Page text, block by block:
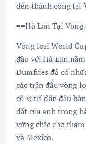
đến thành công tại
==Hà Lan Tại
Vòng loại World
đầu với Hà Lan
Dumfries đã có
các trận đấu vòng
cố vị trí dẫn đầu
dắt của anh trong
vững chắc cho
và Mexico.